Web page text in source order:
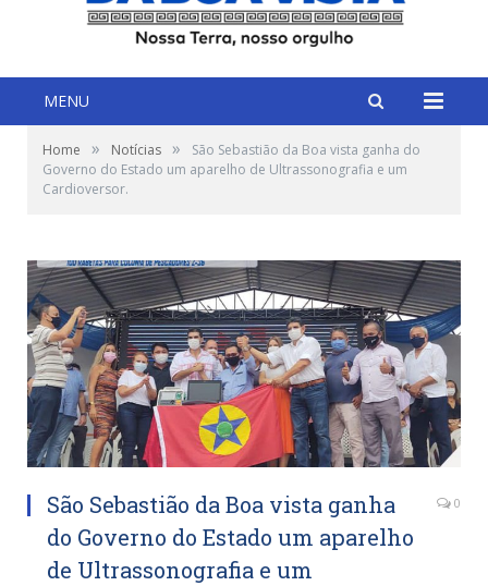
MENU
Home » Notícias »
São Sebastião da Boa vista ganha do
Governo do Estado um aparelho de Ultrassonografia e um
Cardioversor.
São Sebastião da Boa vista ganha
do Governo do Estado um aparelho
de Ultrassonografia e um
0